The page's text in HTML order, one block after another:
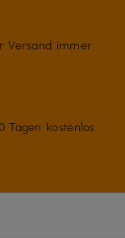
Versand immer
Tagen kostenlos